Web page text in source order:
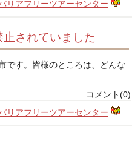
リアフリーツアーセンター
されていました
です。皆様のところは、どんな
コメント(0)
リアフリーツアーセンター